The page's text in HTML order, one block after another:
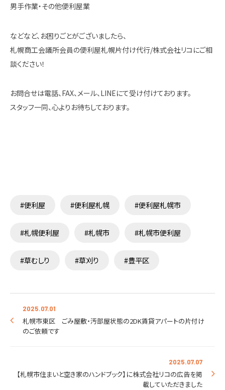
男手作業・その他便利屋業
などなど、お困りごとがございましたら、
札幌商工会議所会員の便利屋札幌片付け代行/株式会社リコにご相
談ください！
お問合せは電話、FAX、メール、LINEにて受け付けております。
スタッフ一同、心よりお待ちしております。
#便利屋 #便利屋札幌 #便利屋札幌市
#札幌便利屋 #札幌市 #札幌市便利屋
#草むしり #草刈り #豊平区
2025.07.01
札幌市東区 ごみ屋敷・汚部屋状態の2DK賃貸アパートの片付け
のご依頼です
2025.07.07
【札幌市住まいと空き家のハンドブック】に株式会社リコの広告を掲
載していただきました